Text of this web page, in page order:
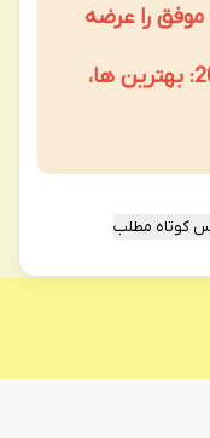
را عرضه
دانشگاه های پرتغال 2024: بهترین ها،
کوتاه مطلب